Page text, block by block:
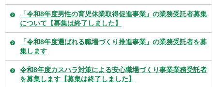
「令和8年度男性の育児休業取得促進事業」の業務受託者募集
について【募集は終了しました】
「令和8年度選ばれる職場づくり推進事業」の業務受託者を募
集します
令和8年度カスハラ対策による安心職場づくり事業業務受託者
を募集します【募集は終了しました】